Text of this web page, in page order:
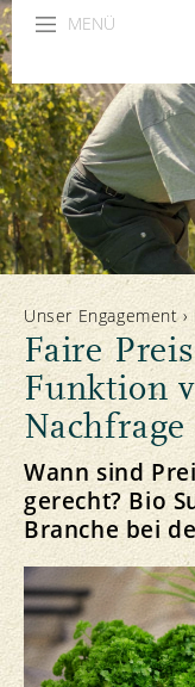
MENÜ
Unser Engagement›
Faire
Funktion
Nachfrage
Wann sind
gerecht? Bio
Branche bei